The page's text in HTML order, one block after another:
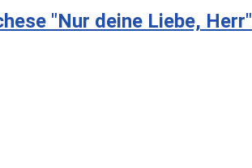
"Nur deine Liebe, Herr"